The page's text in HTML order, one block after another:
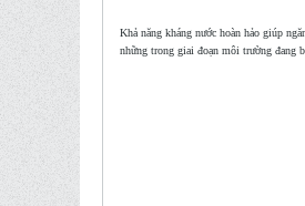
Khả năng kháng nước hoàn hảo giúp
những trong giai đoạn môi trường đang